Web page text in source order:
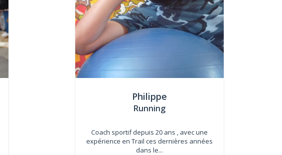
Philippe
Running
Coach sportif depuis 20 ans , avec une
expérience en Trail ces dernières années
dans le...